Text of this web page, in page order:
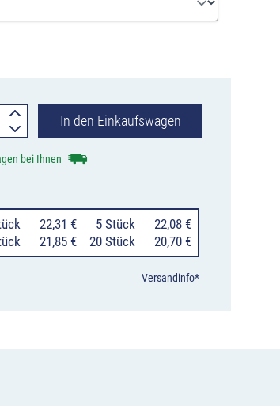
In den Einkaufswagen
bei Ihnen
22,31 € 5 Stück
22,08 €
21,85 € 20 Stück 20,70 €
Versandinfo*